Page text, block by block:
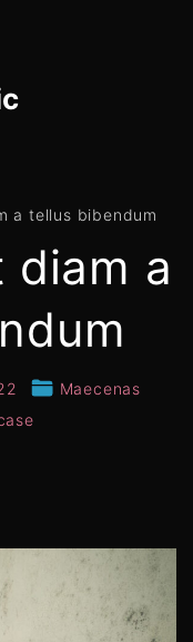
a tellus bibendum
diam a
Maecenas